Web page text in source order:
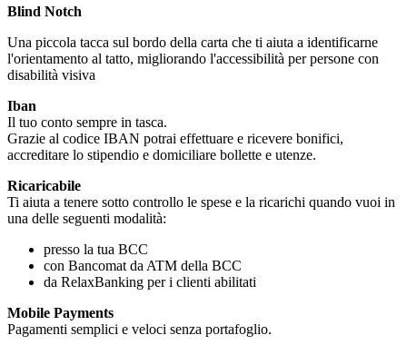
Blind Notch
Una piccola tacca sul bordo della carta che ti aiuta a identificarne
l'orientamento al tatto, migliorando l'accessibilità per persone con
disabilità visiva
Iban
Il tuo conto sempre in tasca.
Grazie al codice IBAN potrai effettuare e ricevere bonifici,
accreditare lo stipendio e domiciliare bollette e utenze.
Ricaricabile
Ti aiuta a tenere sotto controllo le spese e la ricarichi quando vuoi in
una delle seguenti modalità:
presso la tua BCC
con Bancomat da ATM della BCC
da RelaxBanking per i clienti abilitati
Mobile Payments
Pagamenti semplici e veloci senza portafoglio.